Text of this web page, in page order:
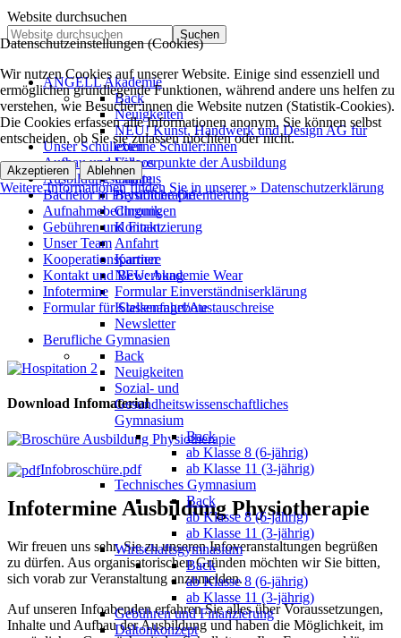
Website durchsuchen
Suchen
ANGELL Akademie
Back
Neuigkeiten
NEU! Kunst, Handwerk und Design AG für
externe Schüler:innen
Videos
Campus
Berufliche Orientierung
Chronik
Kontakt
Anfahrt
Karriere
NEU: Akademie Wear
Formular Einverständniserklärung
Klassenfahrt/Austauschreise
Newsletter
Berufliche Gymnasien
Back
Neuigkeiten
Sozial- und
Gesundheitswissenschaftliches
Gymnasium
Back
ab Klasse 8 (6-jährig)
ab Klasse 11 (3-jährig)
Technisches Gymnasium
Back
ab Klasse 8 (6-jährig)
ab Klasse 11 (3-jährig)
Wirtschaftsgymnasium
Back
ab Klasse 8 (6-jährig)
ab Klasse 11 (3-jährig)
Gebühren und Finanzierung
Daltonkonzept
Unser Schulleben
Aufbau und Schwerpunkte der Ausbildung
Ausbildungsinhalte
Bachelor in Physiotherapie
Aufnahmebedingungen
Gebühren und Finanzierung
Unser Team
Kooperationspartner
Kontakt und Bewerbung
Infotermine
Formular für Stellenangebote
Download Infomaterial
Infobroschüre.pdf
Infotermine Ausbildung Physiotherapie
Wir freuen uns sehr, Sie zu unseren Infoveranstaltungen begrüßen
zu dürfen. Aus organisatorischen Gründen möchten wir Sie bitten,
sich vorab zur Veranstaltung anzumelden.
Auf unseren Infoabenden erfahren Sie alles über Voraussetzungen,
Inhalte und Aufbau der Ausbildung und haben die Möglichkeit, im
Datenschutzeinstellungen (Cookies)
Wir nutzen Cookies auf unserer Website. Einige sind essenziell und
ermöglichen grundlegende Funktionen, während andere uns helfen zu
verstehen, wie Besucher:innen die Website nutzen (Statistik-Cookies).
Die Cookies erfassen alle Informationen anonym. Sie können selbst
entscheiden, ob Sie sie zulassen möchten oder nicht.
Akzeptieren Ablehnen
Weitere Informationen finden Sie in unserer » Datenschutzerklärung